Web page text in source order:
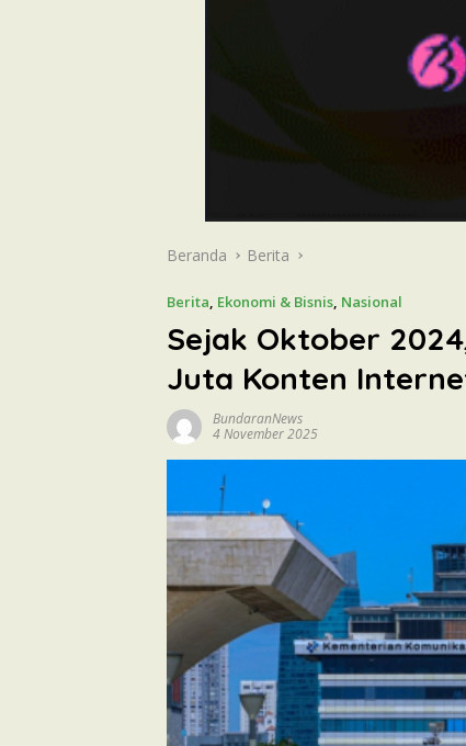
Beranda Berita
Berita, Ekonomi & Bisnis, Nasional
Sejak Oktober
Juta Konten
BundaranNews
4 November 2025